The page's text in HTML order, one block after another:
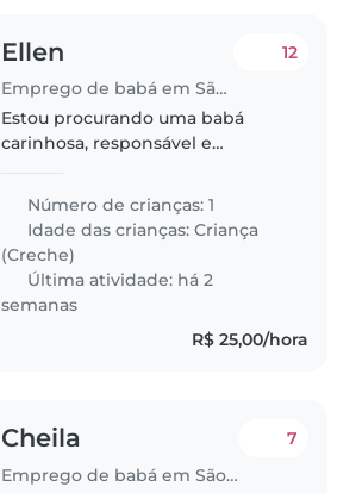
Ellen
Emprego de babá em São Paulo (São Paulo)
12
Estou procurando uma babá
carinhosa, responsável e
pequena. Ela é uma criança
muito alegre, curiosa e cheia de
energia! Adora brincar, correr,
inventar..
Número de crianças: 1
Idade das crianças:Criança
(Creche)
Última atividade: há 2
semanas
R$ 25,00/hora
Cheila
Emprego de babá em São Paulo (São Paulo)
7